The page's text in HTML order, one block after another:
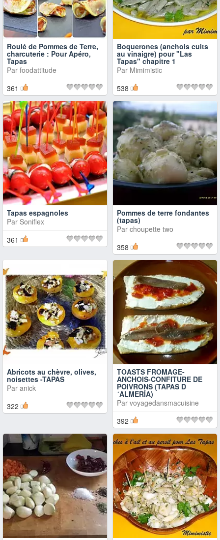
Roulé de Pommes de Terre,
charcuterie : Pour Apéro,
Tapas
Par foodattitude
361
Boquerones (anchois cuits
au vinaigre) pour "Las
Tapas" chapitre 1
Par Mimimistic
538
Tapas espagnoles
Par Soniflex
361
Pommes de terre fondantes
(tapas)
Par choupette two
358
Abricots au chèvre, olives,
noisettes -TAPAS
Par anick
322
TOASTS FROMAGE-
ANCHOIS-CONFITURE DE
POIVRONS (TAPAS D
´ALMERÍA)
Par voyagedansmacuisine
392